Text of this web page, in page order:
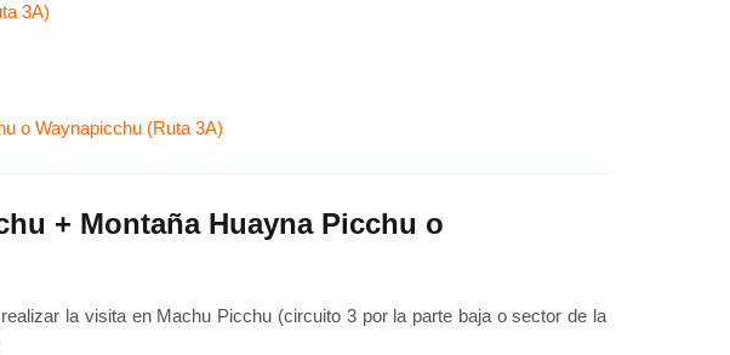
3A)
o Waynapicchu (Ruta 3A)
+ Montaña Huayna Picchu o
la visita en Machu Picchu (circuito 3 por la parte baja o sector de la